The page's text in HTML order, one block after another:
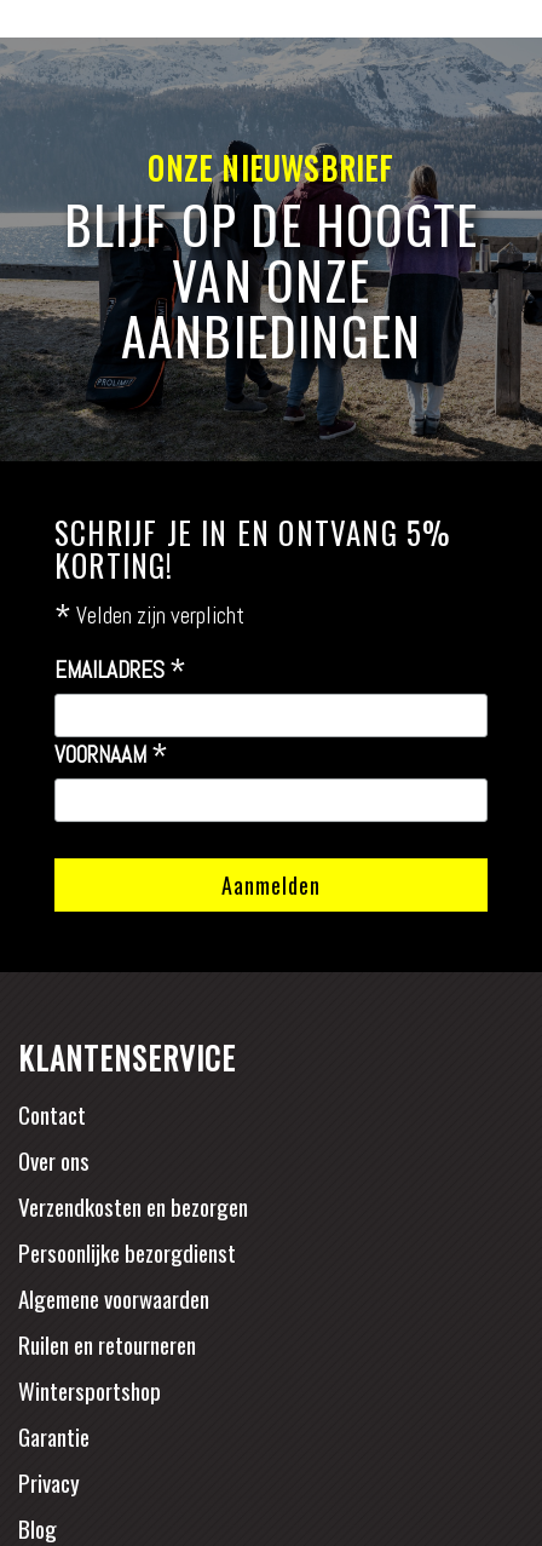
ONZE NIEUWSBRIEF
BLIJF OP DE HOOGTE
VAN ONZE
AANBIEDINGEN
SCHRIJF JE IN EN ONTVANG 5%
KORTING!
* Velden zijn verplicht
EMAILADRES *
VOORNAAM *
KLANTENSERVICE
Contact
Over ons
Verzendkosten en bezorgen
Persoonlijke bezorgdienst
Algemene voorwaarden
Ruilen en retourneren
Wintersportshop
Garantie
Privacy
Blog